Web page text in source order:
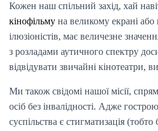
Кожен наш спільний захід, хай
кінофільму на великому екрані або
ілюзіоністів, має величезне
з розладами аутичного спектру
відвідувати звичайні кінотеатри,
Ми також свідомі нашої місії,
осіб без інвалідності. Адже
суспільства є стигматизація